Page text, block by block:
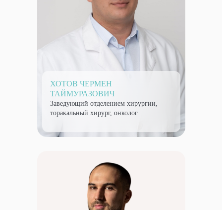
ХОТОВ ЧЕРМЕН
ТАЙМУРАЗОВИЧ
Заведующий отделением хирургии,
торакальный хирург, онколог